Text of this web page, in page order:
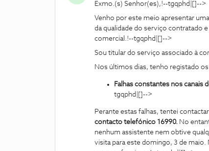
Exmo.(s) Senhor(es),!--tgqphd|[]-->
Venho por este meio apresentar
da qualidade do serviço contratado
comercial.!--tgqphd|[]-->
Sou titular do serviço associado à
Nos últimos dias, tenho registado
Falhas constantes nos canais
tgqphd|[]-->
Perante estas falhas, tentei
contacto telefónico 16990. No
nenhum assistente nem obtive
visita para este domingo, 3 de maio.